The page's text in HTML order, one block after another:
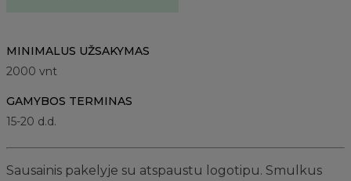
MINIMALUS UŽSAKYMAS
2000 vnt
GAMYBOS TERMINAS
15-20 d.d.
Sausainis pakelyje su atspaustu logotipu. Smulkus